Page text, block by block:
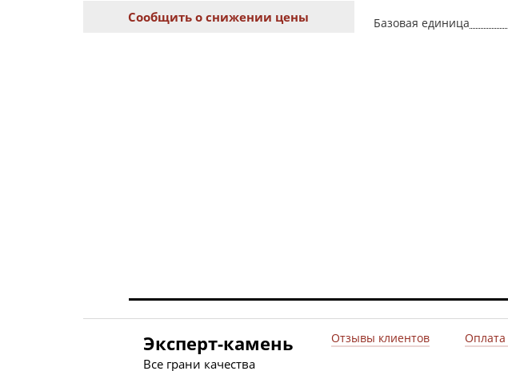
Сообщить о снижении цены Базовая единица
Эксперт-камень
Все грани качества
Отзывы клиентов Оплата